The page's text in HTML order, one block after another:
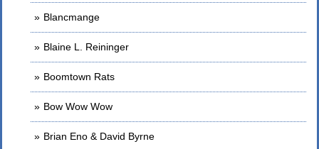
Blancmange
Blaine L. Reininger
Boomtown Rats
Bow Wow Wow
Brian Eno & David Byrne